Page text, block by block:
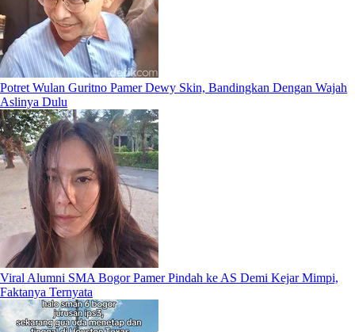
Potret Wulan Guritno Pamer Dewy Skin, Bandingkan Dengan Wajah
Aslinya Dulu
Viral Alumni SMA Bogor Pamer Pindah ke AS Demi Kejar Mimpi,
Faktanya Ternyata